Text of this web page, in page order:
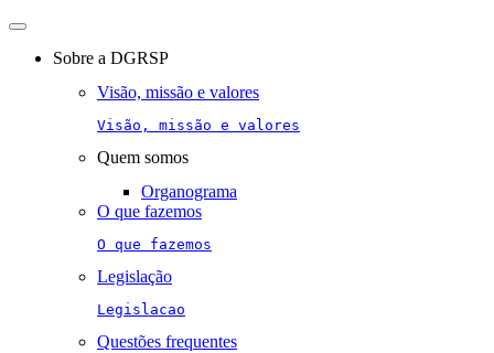
Toggle
navigationSobre a DGRSP
Visão, missão e valores
Visão, missão e valores
Quem somos
Organograma
O que fazemos
O que fazemos
Legislação
Legislacao
Questões frequentes